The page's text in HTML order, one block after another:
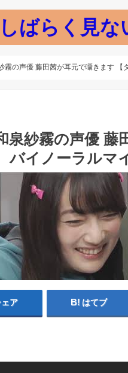
ばらく見な
霧の声優 藤田茜が耳元で囁きます 【
泉紗霧の声優 藤
バイノーラルマ
ェア はてブ